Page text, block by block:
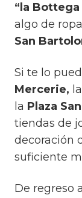
“la
algo de
San
Si te lo
Mercerie, la
la Plaza
tiendas de
decoración
suficiente
De regreso